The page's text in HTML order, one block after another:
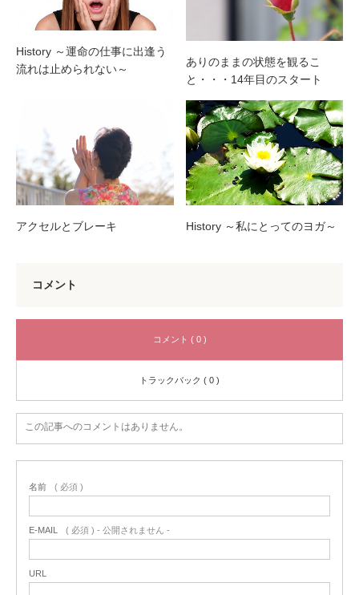
History ～運命の仕事に出逢う
流れは止められない～
ありのままの状態を観るこ
と・・・14年目のスタート
アクセルとブレーキ History ～私にとってのヨガ～
コメント
コメント ( 0 )
トラックバック ( 0 )
この記事へのコメントはありません。
名前 ( 必須 )
E-MAIL ( 必須 ) - 公開されません -
URL